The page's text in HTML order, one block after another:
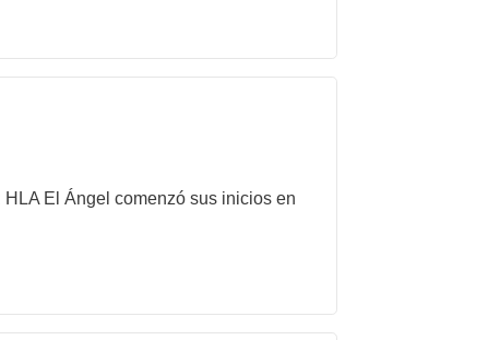
El Ángel comenzó sus inicios en